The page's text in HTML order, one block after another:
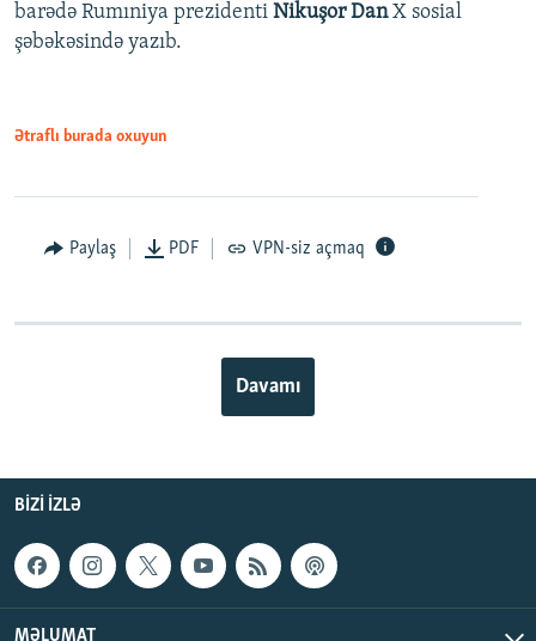
barədə Rumıniya prezidenti Nikuşor DanX sosial
şəbəkəsində yazıb.
Ətraflı burada oxuyun
Paylaş PDF VPN-siz açmaq
Davamı
BIZI IZLƏ
MƏLUMAT